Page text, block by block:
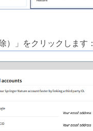
）」をクリックします：